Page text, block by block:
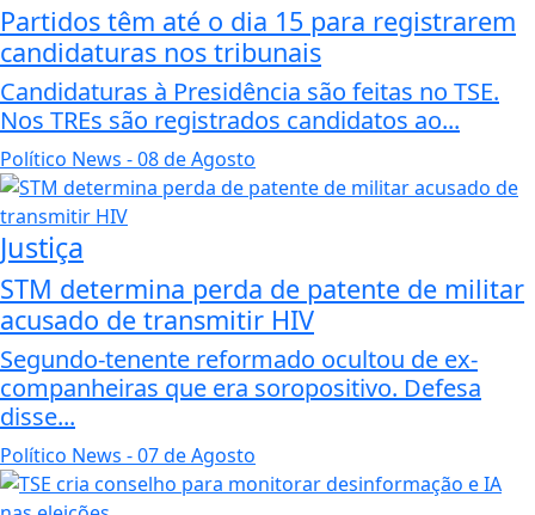
Partidos têm até o dia 15 para registrarem
candidaturas nos tribunais
Candidaturas à Presidência são feitas no TSE.
Nos TREs são registrados candidatos ao...
Político News - 08 de Agosto
Justiça
STM determina perda de patente de militar
acusado de transmitir HIV
Segundo-tenente reformado ocultou de ex-
companheiras que era soropositivo. Defesa
disse...
Político News - 07 de Agosto